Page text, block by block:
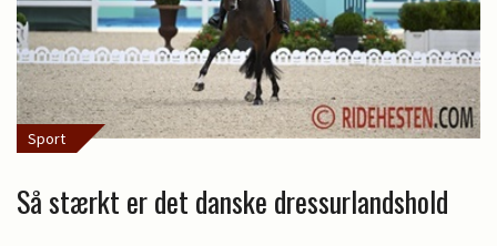
Sport
Så stærkt er det danske dressurlandshold